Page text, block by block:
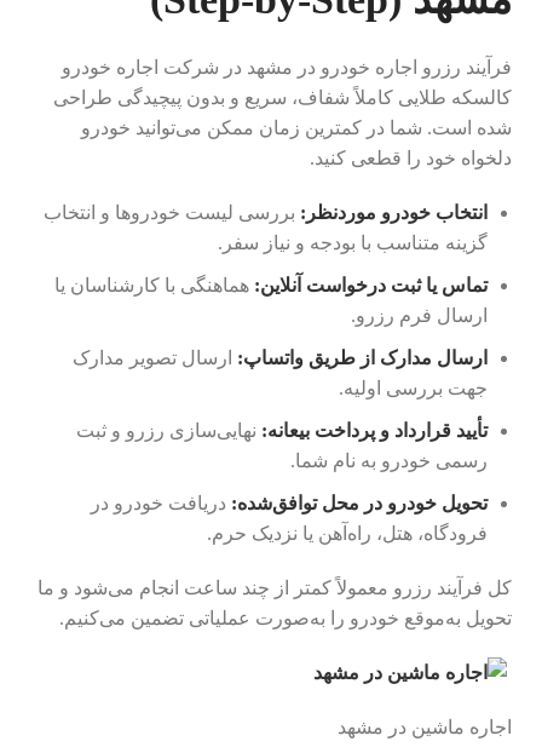
فرآیند رزرو اجاره خودرو در مشهد در شرکت اجاره خودرو
کالسکه طلایی کاملاً شفاف، سریع و بدون پیچیدگی طراحی
شده است. شما در کمترین زمان ممکن می‌توانید خودرو
دلخواه خود را قطعی کنید.
انتخاب خودرو موردنظر: بررسی لیست خودروها و انتخاب
گزینه متناسب با بودجه و نیاز سفر.
تماس یا ثبت درخواست آنلاین: هماهنگی با کارشناسان یا
ارسال فرم رزرو.
ارسال مدارک از طریق واتساپ: ارسال تصویر مدارک
جهت بررسی اولیه.
تأیید قرارداد و پرداخت بیعانه: نهایی‌سازی رزرو و ثبت
رسمی خودرو به نام شما.
تحویل خودرو در محل توافق‌شده: دریافت خودرو در
فرودگاه، هتل، راه‌آهن یا نزدیک حرم.
کل فرآیند رزرو معمولاً کمتر از چند ساعت انجام می‌شود و ما
تحویل به‌موقع خودرو را به‌صورت عملیاتی تضمین می‌کنیم.
اجاره ماشین در مشهد